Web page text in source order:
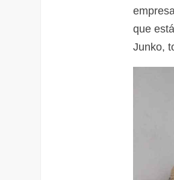
que
Junko,